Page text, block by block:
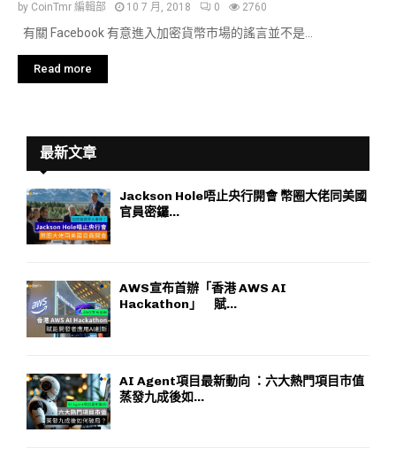
by CoinTmr 編輯部 10 7 月, 2018 0 2760
有關 Facebook 有意進入加密貨幣市場的謠言並不是...
Read more
最新文章
Jackson Hole唔止央行開會 幣圈大佬同美國
官員密鑼...
AWS宣布首辦「香港 AWS AI
Hackathon」 賦...
AI Agent項目最新動向 ：六大熱門項目市值
蒸發九成後如...